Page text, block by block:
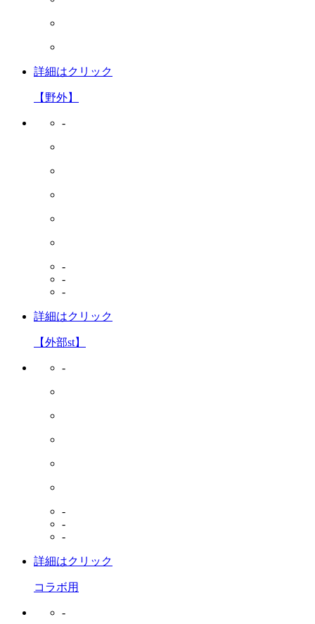
詳細はクリック
【野外】
-
-
-
-
詳細はクリック
【外部st】
-
-
-
-
詳細はクリック
コラボ用
-